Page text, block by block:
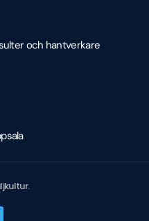
och hantverkare